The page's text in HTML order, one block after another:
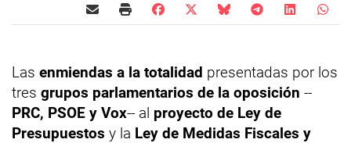
Las enmiendas a la totalidad presentadas por los
tres grupos parlamentarios de la oposición --
PRC, PSOE y Vox-- al proyecto de Ley de
Presupuestos y la Ley de Medidas Fiscales y